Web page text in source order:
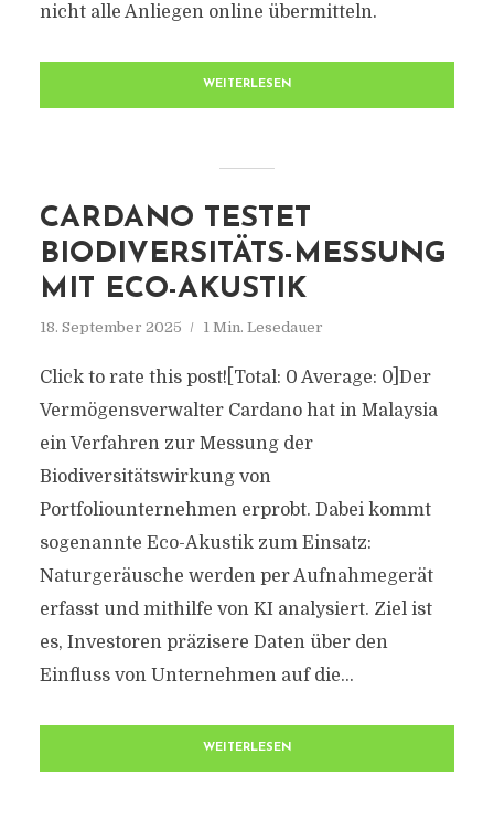
nicht alle Anliegen online übermitteln.
WEITERLESEN
CARDANO TESTET
BIODIVERSITÄTS-MESSUNG
MIT ECO-AKUSTIK
18. September 2025 1 Min. Lesedauer
Click to rate this post![Total: 0 Average: 0]Der
Vermögensverwalter Cardano hat in Malaysia
ein Verfahren zur Messung der
Biodiversitätswirkung von
Portfoliounternehmen erprobt. Dabei kommt
sogenannte Eco-Akustik zum Einsatz:
Naturgeräusche werden per Aufnahmegerät
erfasst und mithilfe von KI analysiert. Ziel ist
es, Investoren präzisere Daten über den
Einfluss von Unternehmen auf die...
WEITERLESEN